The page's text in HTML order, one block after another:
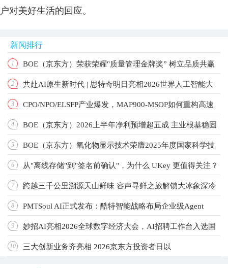
户对美好生活的回应。
新闻排行
1 BOE（京东方）荣获荣耀"质量管理金牌奖” 树立品质共赢
产业新标杆
2 共赴AI原生新时代 | 思特奇明日亮相2026世界人工智能大
会！
3 CPO/NPO/ELSFP产业爆发，MAP900-MSOP如何重构高速
光测标准？
4 BOE（京东方）2026上半年净利预增超五成 主业根基稳固
增长动能强劲
5 BOE（京东方）氧化物显示技术荣膺2025年度国家科学技
术进步奖 以创新驱动引领显示技术新纪元
6 从"离线存储"到"签名前确认"，为什么 UKey 更值得关注？
7 跨越三千公里溯源天山鲜味 容声寻鲜之旅解锁大冰象深冷
锁鲜实力
8 PMTSoul AI正式发布：酷特智能战略布局企业级Agent
OS，让每家公司拥有自己的AI团队
9 妙招AI亮相2026全球数字经济大会，AI招聘工作台入选国
家级典型案例
10 三大创新业务齐亮相 2026京东方投资者日以